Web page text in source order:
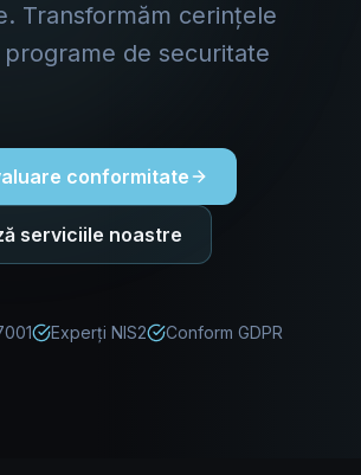
Transformăm cerințele
de securitate
conformitate
serviciile noastre
Experți NIS2 Conform GDPR